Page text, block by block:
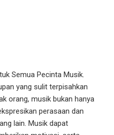
Semua Pecinta Musik.
yang sulit terpisahkan
orang, musik bukan hanya
perasaan dan
lain. Musik dapat